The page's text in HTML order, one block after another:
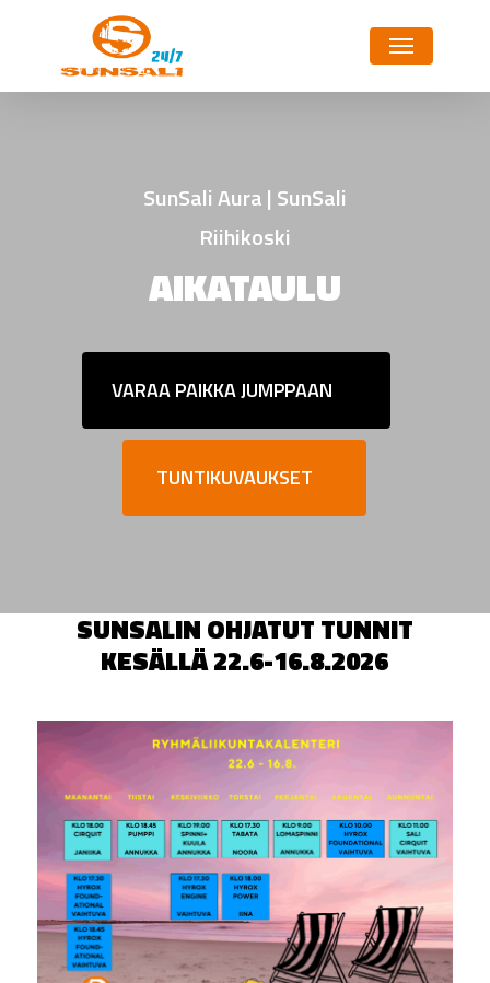
content
Menu
SunSali Aura | SunSali
Riihikoski
AIKATAULU
VARAA PAIKKA JUMPPAAN
TUNTIKUVAUKSET
SUNSALIN OHJATUT TUNNIT
KESÄLLÄ 22.6-16.8.2026